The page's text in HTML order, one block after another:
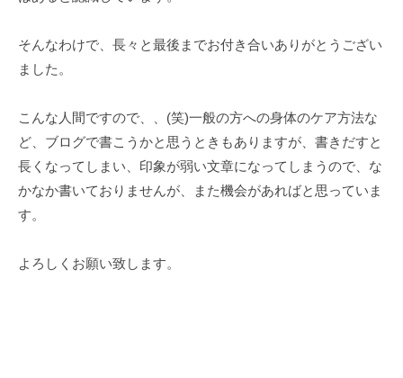
そんなわけで、長々と最後までお付き合いありがとうござい
ました。
こんな人間ですので、、(笑)一般の方への身体のケア方法な
ど、ブログで書こうかと思うときもありますが、書きだすと
長くなってしまい、印象が弱い文章になってしまうので、な
かなか書いておりませんが、また機会があればと思っていま
す。
よろしくお願い致します。